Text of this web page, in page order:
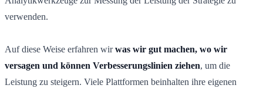
verwenden.
Auf diese Weise erfahren wirwas wir gut machen, wo wir
versagen und können Verbesserungslinien ziehen, um die
Leistung zu steigern. Viele Plattformen beinhalten ihre eigenen